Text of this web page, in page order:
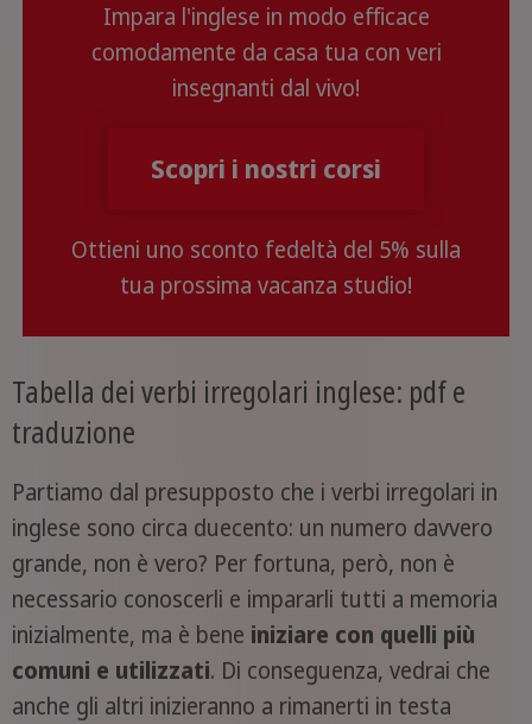
Impara l'inglese in modo efficace
comodamente da casa tua con veri
insegnanti dal vivo!
Scopri i nostri corsi
Ottieni uno sconto fedeltà del 5% sulla
tua prossima vacanza studio!
Tabella dei verbi irregolari inglese: pdf e
traduzione
Partiamo dal presupposto che i verbi irregolari in
inglese sono circa duecento: un numero davvero
grande, non è vero? Per fortuna, però, non è
necessario conoscerli e impararli tutti a memoria
inizialmente, ma è bene iniziare con quelli più
comuni e utilizzati. Di conseguenza, vedrai che
anche gli altri inizieranno a rimanerti in testa